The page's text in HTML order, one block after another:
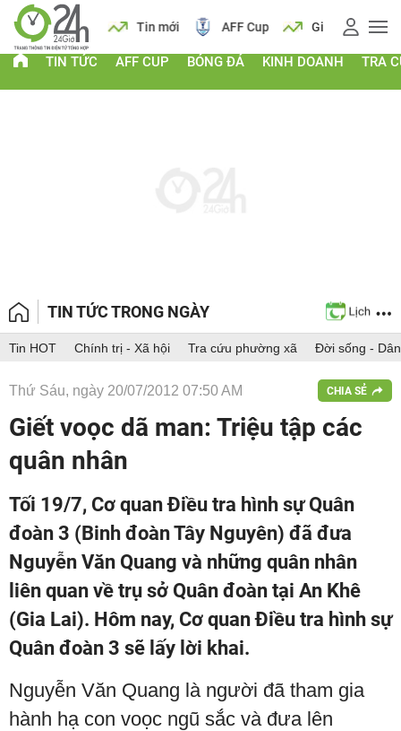
Lịch Tin mới AFF Cup Giá vàng
TIN TỨC AFF CUP BÓNG ĐÁ KINH DOANH TRA
TIN TỨC TRONG NGÀY
Tin HOT Chính trị - Xã hội Tra cứu phường xã Đời sống -
Thứ Sáu, ngày 20/07/2012 07:50 AM CHIA SẺ
Giết voọc dã man: Triệu tập các
quân nhân
Tối 19/7, Cơ quan Điều tra hình sự Quân
đoàn 3 (Binh đoàn Tây Nguyên) đã đưa
Nguyễn Văn Quang và những quân nhân
liên quan về trụ sở Quân đoàn tại An Khê
(Gia Lai). Hôm nay, Cơ quan Điều tra hình sự
Quân đoàn 3 sẽ lấy lời khai.
Nguyễn Văn Quang là người đã tham gia
hành hạ con voọc ngũ sắc và đưa lên